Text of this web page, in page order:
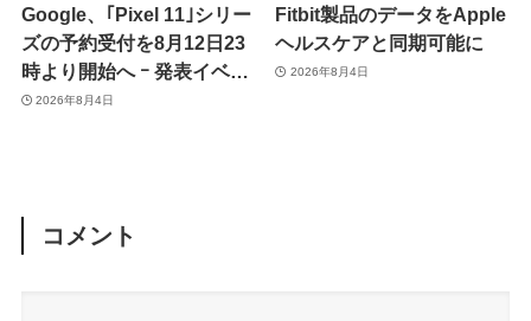
Google、｢Pixel 11｣シリー
ズの予約受付を8月12日23
時より開始へ ｰ 発表イベン
トは翌13日午前7時〜
2026年8月4日
Fitbit製品のデータをApple
ヘルスケアと同期可能に
2026年8月4日
コメント